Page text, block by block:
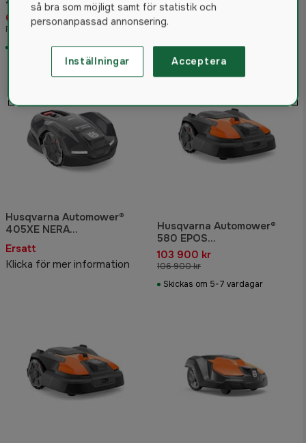
Robotgräsklippare med
slinglös teknik
65 900 kr
Rek. pris 71 900 kr
Skickas om 5-7 vardagar
Utgången
Rek. pris 24 500 kr
Husqvarna Automower®
405XE NERA
Robotgräsklippare
Ersatt
Klicka för mer information
Husqvarna Automower®
580 EPOS
Robotgräsklippare
103 900 kr
106 900 kr
Skickas om 5-7 vardagar
så bra som möjligt samt för statistik och
personanpassad annonsering.
Inställningar Acceptera